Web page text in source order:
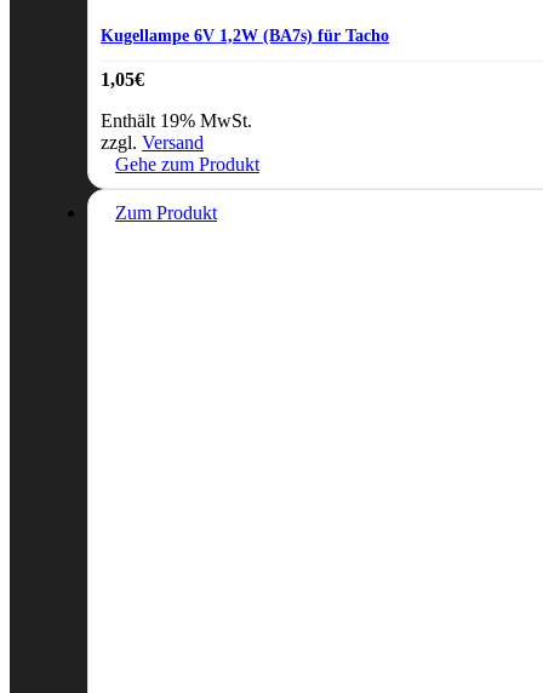
Kugellampe 6V 1,2W (BA7s) für Tacho
1,05€
Enthält 19% MwSt.
zzgl. Versand
Gehe zum Produkt
Zum Produkt